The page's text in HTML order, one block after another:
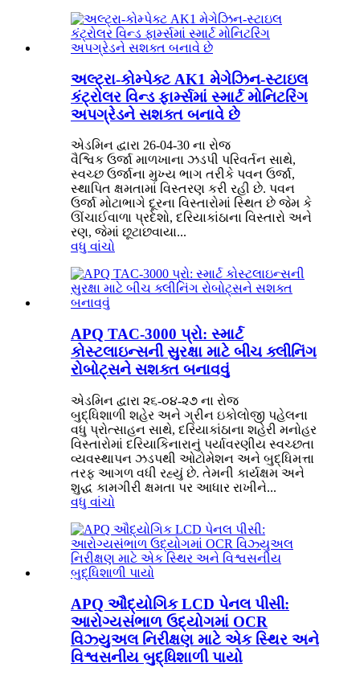
અલ્ટ્રા-કોમ્પેક્ટ AK1 મેગેઝિન-સ્ટાઇલ
કંટ્રોલર વિન્ડ ફાર્મ્સમાં સ્માર્ટ મોનિટરિંગ
અપગ્રેડને સશક્ત બનાવે છે
એડમિન દ્વારા 26-04-30 ના રોજ
વૈશ્વિક ઉર્જા માળખાના ઝડપી પરિવર્તન સાથે,
સ્વચ્છ ઉર્જાના મુખ્ય ભાગ તરીકે પવન ઉર્જા,
સ્થાપિત ક્ષમતામાં વિસ્તરણ કરી રહી છે. પવન
ઉર્જા મોટાભાગે દૂરના વિસ્તારોમાં સ્થિત છે જેમ કે
ઊંચાઈવાળા પ્રદેશો, દરિયાકાંઠાના વિસ્તારો અને
રણ, જેમાં છૂટાછવાયા...
વધુ વાંચો
APQ TAC-3000 પ્રો: સ્માર્ટ
કોસ્ટલાઇન્સની સુરક્ષા માટે બીચ ક્લીનિંગ
રોબોટ્સને સશક્ત બનાવવું
એડમિન દ્વારા ૨૬-૦૪-૨૭ ના રોજ
બુદ્ધિશાળી શહેર અને ગ્રીન ઇકોલોજી પહેલના
વધુ પ્રોત્સાહન સાથે, દરિયાકાંઠાના શહેરી મનોહર
વિસ્તારોમાં દરિયાકિનારાનું પર્યાવરણીય સ્વચ્છતા
વ્યવસ્થાપન ઝડપથી ઓટોમેશન અને બુદ્ધિમત્તા
તરફ આગળ વધી રહ્યું છે. તેમની કાર્યક્ષમ અને
શુદ્ધ કામગીરી ક્ષમતા પર આધાર રાખીને...
વધુ વાંચો
APQ ઔદ્યોગિક LCD પેનલ પીસી:
આરોગ્યસંભાળ ઉદ્યોગમાં OCR
વિઝ્યુઅલ નિરીક્ષણ માટે એક સ્થિર અને
વિશ્વસનીય બુદ્ધિશાળી પાયો